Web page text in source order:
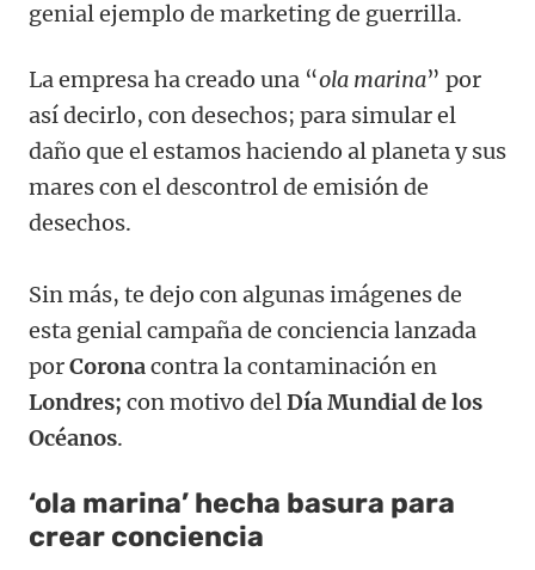
genial ejemplo de marketing de guerrilla.
La empresa ha creado una “ola marina” por
así decirlo, con desechos; para simular el
daño que el estamos haciendo al planeta y sus
mares con el descontrol de emisión de
desechos.
Sin más, te dejo con algunas imágenes de
esta genial campaña de conciencia lanzada
porCoronacontra la contaminación en
Londres; con motivo delDía Mundial de los
Océanos.
‘ola marina’ hecha basura para
crear conciencia